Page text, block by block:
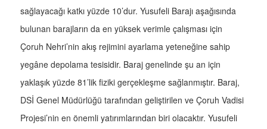
sağlayacağı katkı yüzde 10’dur. Yusufeli Barajı aşağısında
bulunan barajların da en yüksek verimle çalışması için
Çoruh Nehri’nin akış rejimini ayarlama yeteneğine sahip
yegâne depolama tesisidir. Baraj genelinde şu an için
yaklaşık yüzde 81’lik fiziki gerçekleşme sağlanmıştır. Baraj,
DSİ Genel Müdürlüğü tarafından geliştirilen ve Çoruh Vadisi
Projesi’nin en önemli yatırımlarından biri olacaktır. Yusufeli